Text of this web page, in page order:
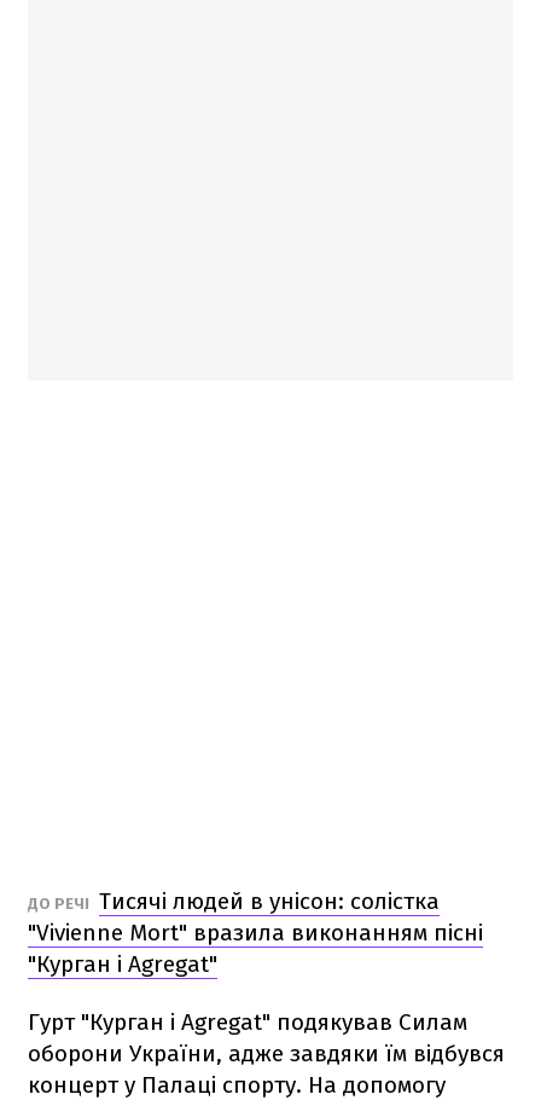
ДО РЕЧІ Тисячі людей в унісон: солістка
"Vivienne Mort" вразила виконанням пісні
"Курган і Agregat"
Гурт "Курган і Agregat" подякував Силам
оборони України, адже завдяки їм відбувся
концерт у Палаці спорту. На допомогу